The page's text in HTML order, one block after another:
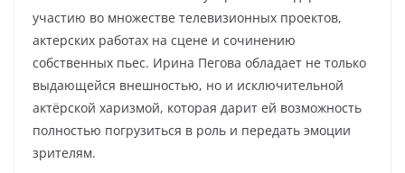
участию во множестве телевизионных проектов,
актерских работах на сцене и сочинению
собственных пьес. Ирина Пегова обладает не только
выдающейся внешностью, но и исключительной
актёрской харизмой, которая дарит ей возможность
полностью погрузиться в роль и передать эмоции
зрителям.